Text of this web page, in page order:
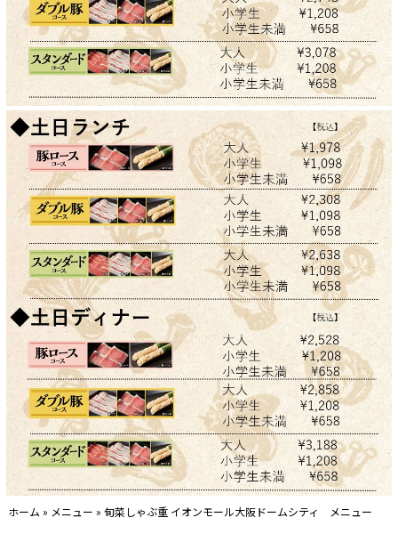
ホーム » メニュー »旬菜しゃぶ重 イオンモール大阪ドームシティ メニュー